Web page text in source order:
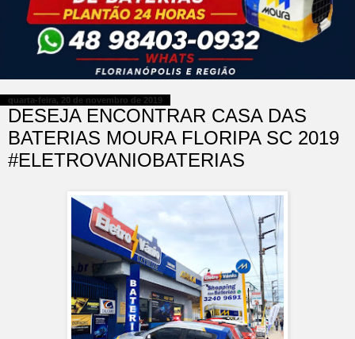
quarta-feira, 20 de novembro de 2019
DESEJA ENCONTRAR CASA DAS
BATERIAS MOURA FLORIPA SC 2019
#ELETROVANIOBATERIAS